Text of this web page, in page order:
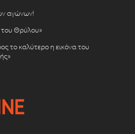
αγώνων!
Θρύλου»
το καλύτερο η εικόνα του